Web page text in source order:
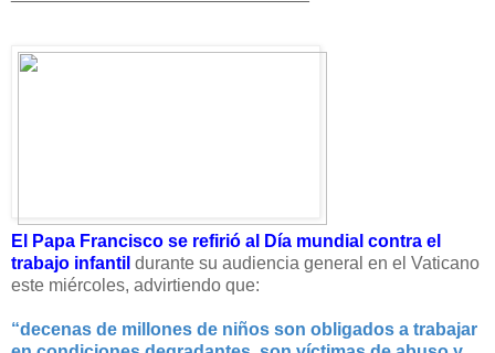
El Papa Francisco se refirió al Día mundial contra el
trabajo infantil durante su audiencia general en el Vaticano
este miércoles, advirtiendo que:
“decenas de millones de niños son obligados a trabajar